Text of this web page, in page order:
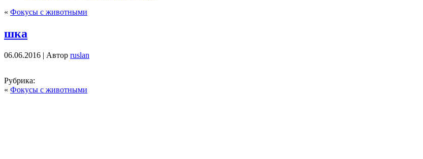
« Фокусы с животными
шка
06.06.2016 | Автор ruslan
Рубрика:
« Фокусы с животными